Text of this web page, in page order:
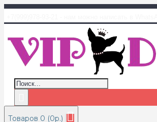
Товаров 0 (0р.)